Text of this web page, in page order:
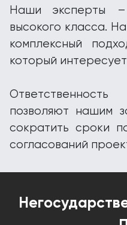
Наши эксперты
высокого класса.
комплексный
который
позволяют нашим
сократить сроки
согласований